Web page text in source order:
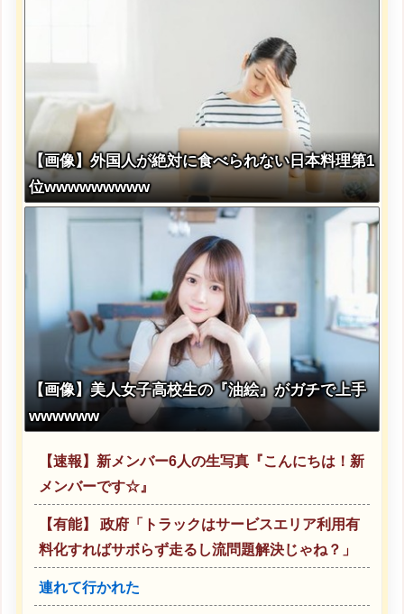
【画像】外国人が絶対に食べられない日本料理第1
位wwwwwwwww
【画像】美人女子高校生の『油絵』がガチで上手
wwwwww
【速報】新メンバー6人の生写真『こんにちは！新
メンバーです☆』
【有能】 政府「トラックはサービスエリア利用有
料化すればサボらず走るし流問題解決じゃね？」
連れて行かれた